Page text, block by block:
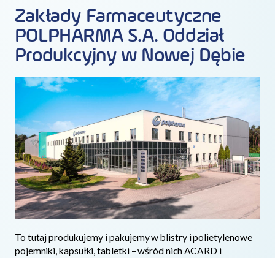
Zakłady Farmaceutyczne
POLPHARMA S.A. Oddział
Produkcyjny w Nowej Dębie
To tutaj produkujemy i pakujemy w blistry i polietylenowe
pojemniki, kapsułki, tabletki – wśród nich ACARD i